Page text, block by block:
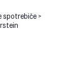
spotrebiče >